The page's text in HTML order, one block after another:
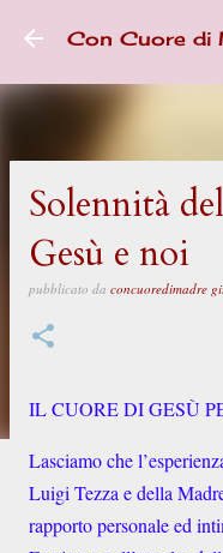
Con Cuore di
Solennità
Gesù e noi
pubblicato da concuoredimadre
IL CUORE DI GESÙ
Lasciamo che
Luigi Tezza e della
rapporto personale ed